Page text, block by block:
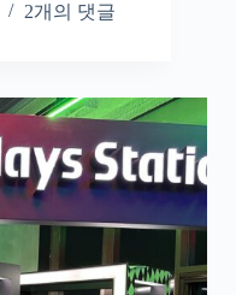
2개의 댓글